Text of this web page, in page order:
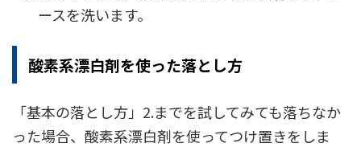
ースを洗います。
酸素系漂白剤を使った落とし方
「基本の落とし方」2.までを試してみても落ちなか
った場合、酸素系漂白剤を使ってつけ置きをしま